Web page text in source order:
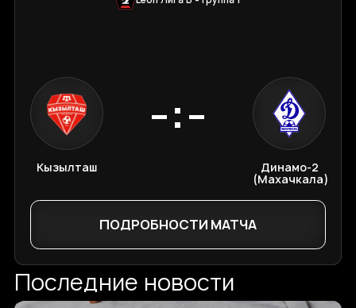
Кызылташ
-:-
Динамо-2
(Махачкала)
ПОДРОБНОСТИ МАТЧА
Последние новости